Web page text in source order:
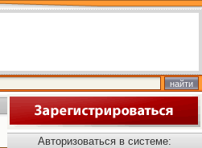
Авторизоваться в системе: